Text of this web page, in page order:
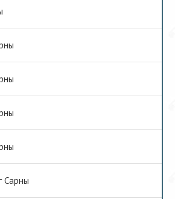
Сарны